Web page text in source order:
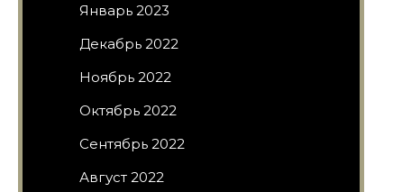
Январь 2023
Декабрь 2022
Ноябрь 2022
Октябрь 2022
Сентябрь 2022
Август 2022